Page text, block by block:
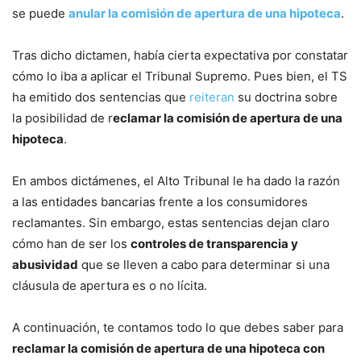
se puede anular la comisión de apertura de una hipoteca.
Tras dicho dictamen, había cierta expectativa por constatar
cómo lo iba a aplicar el Tribunal Supremo. Pues bien, el TS
ha emitido dos sentencias que reiteran su doctrina sobre
la posibilidad de reclamar la comisión de apertura de una
hipoteca.
En ambos dictámenes, el Alto Tribunal le ha dado la razón
a las entidades bancarias frente a los consumidores
reclamantes. Sin embargo, estas sentencias dejan claro
cómo han de ser los controles de transparencia y
abusividad que se lleven a cabo para determinar si una
cláusula de apertura es o no lícita.
A continuación, te contamos todo lo que debes saber para
reclamar la comisión de apertura de una hipoteca con